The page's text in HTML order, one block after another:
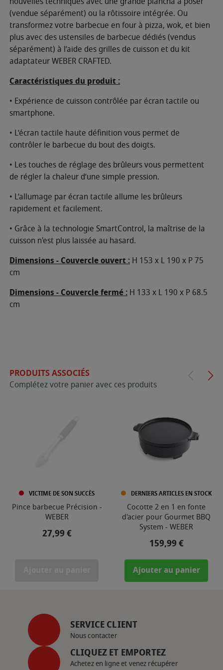
(vendue séparément) ou la rôtissoire intégrée. Ou
transformez votre barbecue en four à pizza, wok, et bien
plus avec des ustensiles de barbecue dédiés (vendus
séparément) à l’aide des grilles de cuisson et du kit
adaptateur WEBER CRAFTED.
Caractéristiques du produit :
• Expérience de cuisson contrôlée par écran tactile ou
smartphone.
• L’écran tactile haute définition vous permet de
contrôler le barbecue du bout des doigts.
• Les touches de réglage des brûleurs vous permettent
de régler la chaleur d’une simple pression.
• L’allumage par écran tactile allume les brûleurs
rapidement et facilement.
• Grâce à la technologie SmartControl, la maîtrise de la
cuisson n'est plus laissée au hasard.
Dimensions - Couvercle ouvert : H 153 x L 190 x P 75
cm
Dimensions - Couvercle fermé : H 133 x L 190 x P 68.5
cm
PRODUITS ASSOCIÉS
Complétez votre panier avec ces produits
VICTIME DE SON SUCCÈS
Pince barbecue Précision -
WEBER
Prix
27,99 €
DERNIERS ARTICLES EN STOCK
Cocotte 2 en 1 en fonte
d'acier pour Gourmet BBQ
System - WEBER
Prix
159,99 €
Ajouter au panier
SERVICE CLIENT
Nous contacter
CLIQUEZ ET EMPORTEZ
Achetez en ligne et venez récupérer